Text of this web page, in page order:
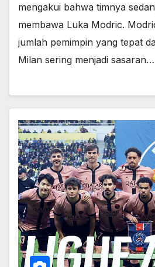
mengakui bahwa timnya
membawa Luka Modric.
jumlah pemimpin yang tepat
Milan sering menjadi sasaran…